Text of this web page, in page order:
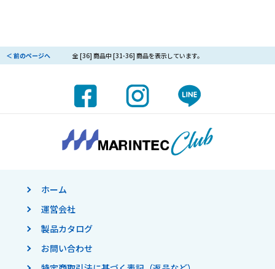
＜ 前のページへ 全 [36] 商品中 [31-36] 商品を表示しています。
ホーム
運営会社
製品カタログ
お問い合わせ